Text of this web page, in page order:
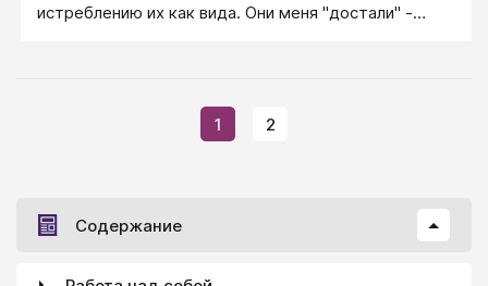
истреблению их как вида. Они меня "достали" -
но хорошо плодятся и быстро растут. Самое
страшное, что они везде. Я все время утыкаюсь в
делать нельзя. Другой (в кабинете крысиного
какой-то папа не сказал ему, что это можно. Третий
1 2
Содержание